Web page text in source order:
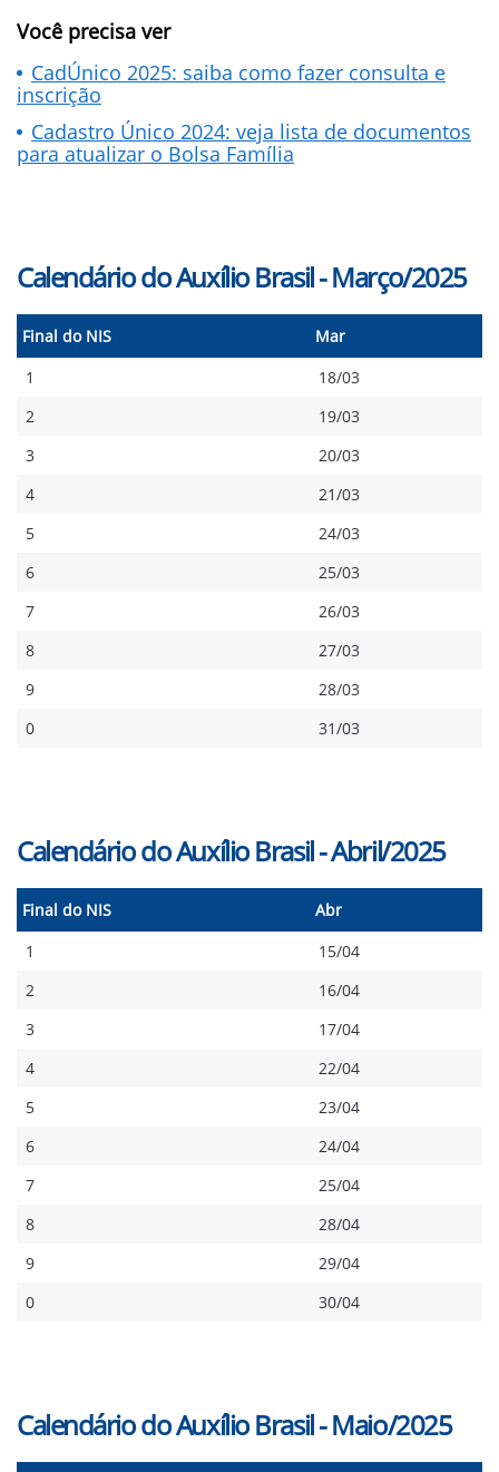
Você precisa ver
CadÚnico 2025: saiba como fazer consulta e
inscrição
Cadastro Único 2024: veja lista de documentos
para atualizar o Bolsa Família
Calendário do Auxílio Brasil - Março/2025
Final do NIS
Mar
1
18/03
2
19/03
3
20/03
4
21/03
5
24/03
6
25/03
7
26/03
8
27/03
9
28/03
0
31/03
Calendário do Auxílio Brasil - Abril/2025
Final do NIS
Abr
1
15/04
2
16/04
3
17/04
4
22/04
5
23/04
6
24/04
7
25/04
8
28/04
9
29/04
0
30/04
Calendário do Auxílio Brasil - Maio/2025